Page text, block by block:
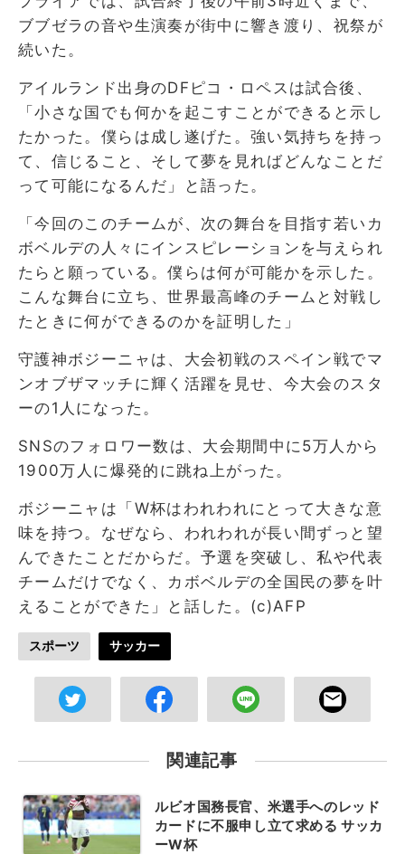
ブブゼラの音や生演奏が街中に響き渡り、祝祭が
続いた。
アイルランド出身のDFピコ・ロペスは試合後、
「小さな国でも何かを起こすことができると示し
たかった。僕らは成し遂げた。強い気持ちを持っ
て、信じること、そして夢を見ればどんなことだ
って可能になるんだ」と語った。
「今回のこのチームが、次の舞台を目指す若いカ
ボベルデの人々にインスピレーションを与えられ
たらと願っている。僕らは何が可能かを示した。
こんな舞台に立ち、世界最高峰のチームと対戦し
たときに何ができるのかを証明した」
守護神ボジーニャは、大会初戦のスペイン戦でマ
ンオブザマッチに輝く活躍を見せ、今大会のスタ
ーの1人になった。
SNSのフォロワー数は、大会期間中に5万人から
1900万人に爆発的に跳ね上がった。
ボジーニャは「W杯はわれわれにとって大きな意
味を持つ。なぜなら、われわれが長い間ずっと望
んできたことだからだ。予選を突破し、私や代表
チームだけでなく、カボベルデの全国民の夢を叶
えることができた」と話した。(c)AFP
スポーツ サッカー
関連記事
ルビオ国務長官、米選手へのレッド
カードに不服申し立て求める サッカ
ーW杯